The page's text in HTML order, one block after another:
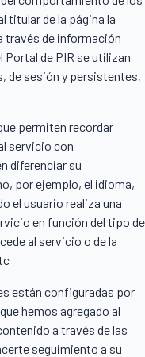
titular de la página la
través de información
Portal de PIR se utilizan
de sesión y persistentes,
permiten recordar
servicio con
diferenciar su
por ejemplo, el idioma,
el usuario realiza una
en función del tipo de
al servicio o de la
están configuradas por
hemos agregado al
a través de las
seguimiento a su